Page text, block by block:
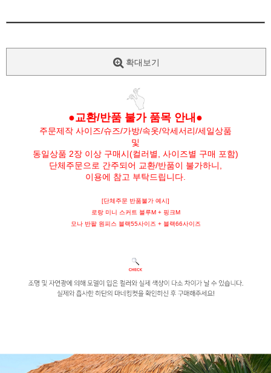
확대보기
●교환/반품 불가 품목 안내●
주문제작 사이즈/슈즈/가방/속옷/악세서리/세일상품
및
동일상품 2장 이상 구매시(컬러별, 사이즈별 구매 포함)
단체주문으로 간주되어 교환/반품이 불가하니,
이용에 참고 부탁드립니다.
[단체주문 반품불가 예시]
로랑 미니 스커트 블루M + 핑크M
모나 반팔 원피스 블랙55사이즈 + 블랙66사이즈